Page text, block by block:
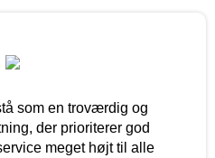
som en troværdig og
der prioriterer god
meget højt til alle